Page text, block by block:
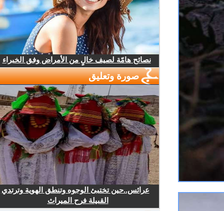
نصائح هامّة لصيف خالٍ من الأمراض وفق الخبراء
صورة وتعليق
عرائس..حين تختبئ الوجوه وتنطق الهوية وترتدي
القبيلة فرح الميراث